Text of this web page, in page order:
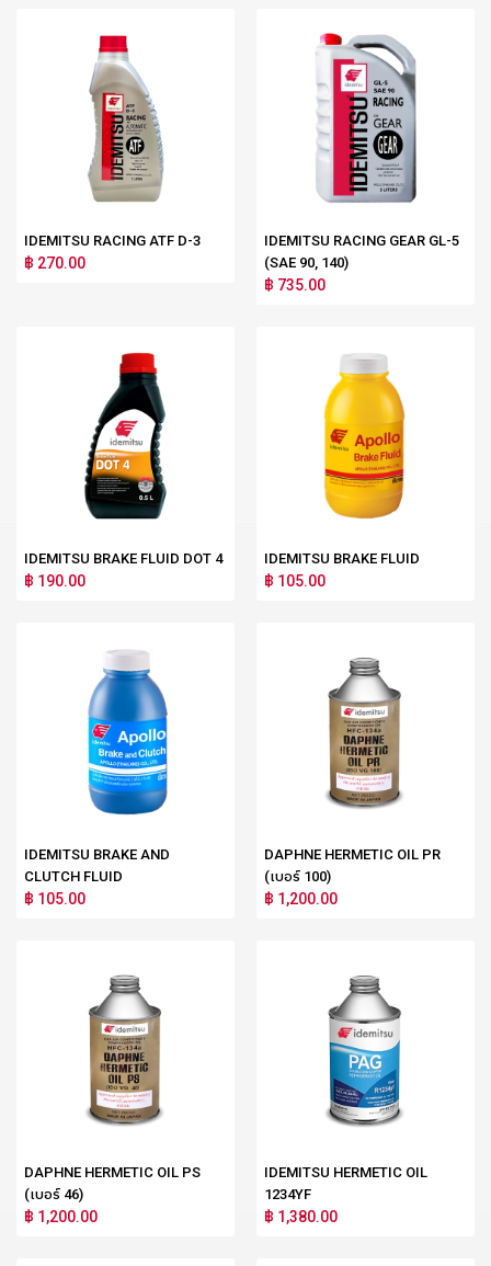
IDEMITSU RACING ATF D-3
฿ 270.00
IDEMITSU RACING GEAR GL-5
(SAE 90, 140)
฿ 735.00
IDEMITSU BRAKE FLUID DOT 4
฿ 190.00
IDEMITSU BRAKE FLUID
฿ 105.00
IDEMITSU BRAKE AND
CLUTCH FLUID
฿ 105.00
DAPHNE HERMETIC OIL PR
(เบอร์ 100)
฿ 1,200.00
DAPHNE HERMETIC OIL PS
(เบอร์ 46)
฿ 1,200.00
IDEMITSU HERMETIC OIL
1234YF
฿ 1,380.00